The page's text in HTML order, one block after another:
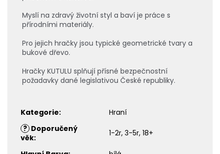
Myslí na zdravý životní styl a baví je práce s
přírodními materiály.
Pro jejich hračky jsou typické geometrické tvary a
bukové dřevo.
Hračky KUTULU splňují přísné bezpečnostní
požadavky dané legislativou České republiky.
Kategorie:
Hraní
? Doporučený
věk: 1-2r, 3-5r, 18+